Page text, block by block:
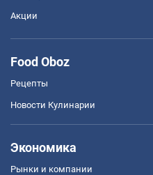
Акции
Food Oboz
Рецепты
Новости Кулинарии
Экономика
Рынки и компании